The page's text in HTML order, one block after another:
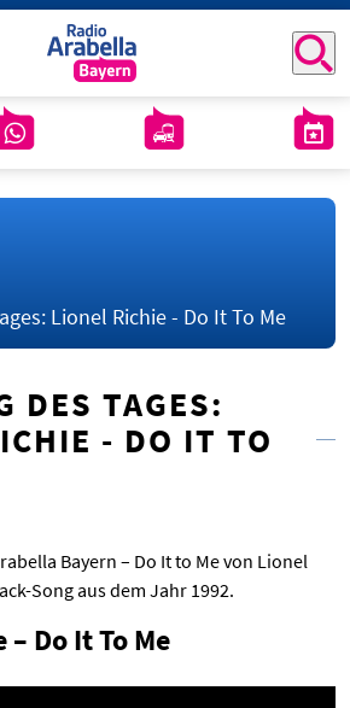
Lionel Richie - Do It To Me
DES TAGES:
- DO IT TO
Bayern – Do It to Me von Lionel
Song aus dem Jahr 1992.
Do It To Me